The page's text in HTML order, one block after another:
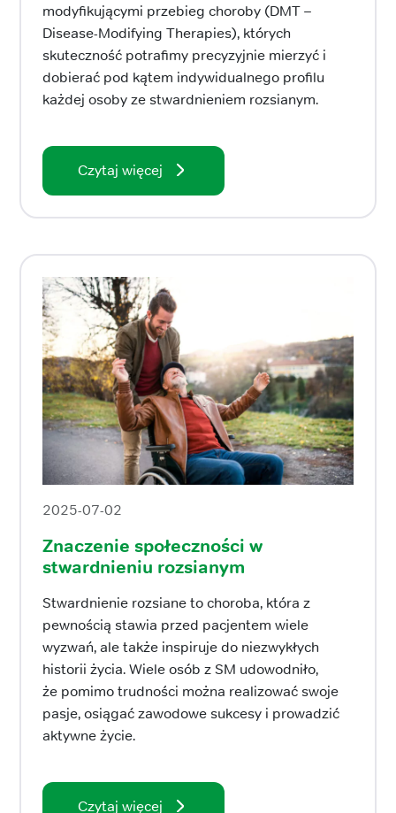
modyfikującymi przebieg choroby (DMT –
Disease-Modifying Therapies), których
skuteczność potrafimy precyzyjnie mierzyć i
dobierać pod kątem indywidualnego profilu
każdej osoby ze stwardnieniem rozsianym.
Czytaj więcej
2025-07-02
Znaczenie społeczności w
stwardnieniu rozsianym
Stwardnienie rozsiane to choroba, która z
pewnością stawia przed pacjentem wiele
wyzwań, ale także inspiruje do niezwykłych
historii życia. Wiele osób z SM udowodniło,
że pomimo trudności można realizować swoje
pasje, osiągać zawodowe sukcesy i prowadzić
aktywne życie.
Czytaj więcej